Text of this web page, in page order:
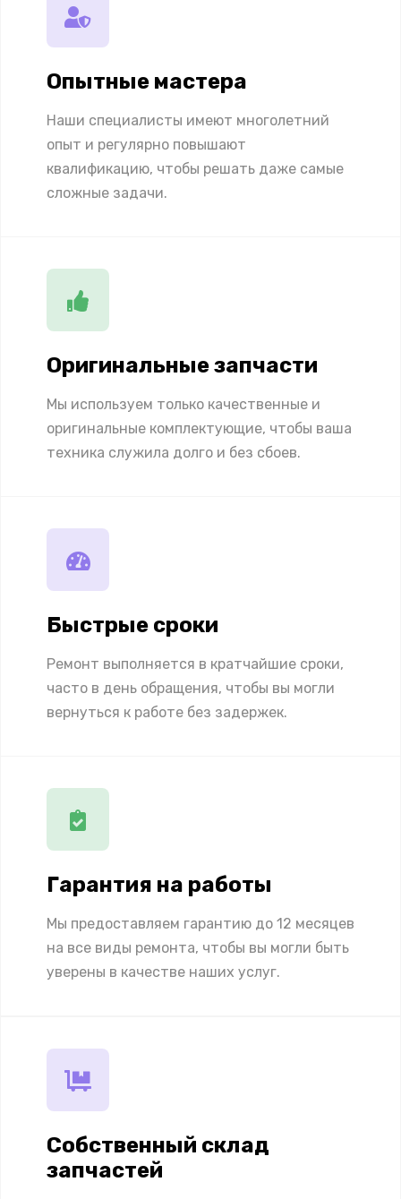
Опытные мастера
Наши специалисты имеют многолетний
опыт и регулярно повышают
квалификацию, чтобы решать даже самые
сложные задачи.
Оригинальные запчасти
Мы используем только качественные и
оригинальные комплектующие, чтобы ваша
техника служила долго и без сбоев.
Быстрые сроки
Ремонт выполняется в кратчайшие сроки,
часто в день обращения, чтобы вы могли
вернуться к работе без задержек.
Гарантия на работы
Мы предоставляем гарантию до 12 месяцев
на все виды ремонта, чтобы вы могли быть
уверены в качестве наших услуг.
Собственный склад
запчастей